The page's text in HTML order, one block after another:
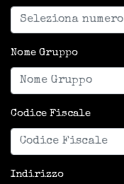
Nome Gruppo
Codice Fiscale
Indirizzo